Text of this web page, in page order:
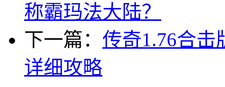
称霸玛法大陆？
下一篇： 传奇1.76合击
详细攻略